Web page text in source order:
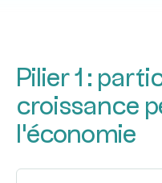
Pilier 1 :
croissance
l'économie